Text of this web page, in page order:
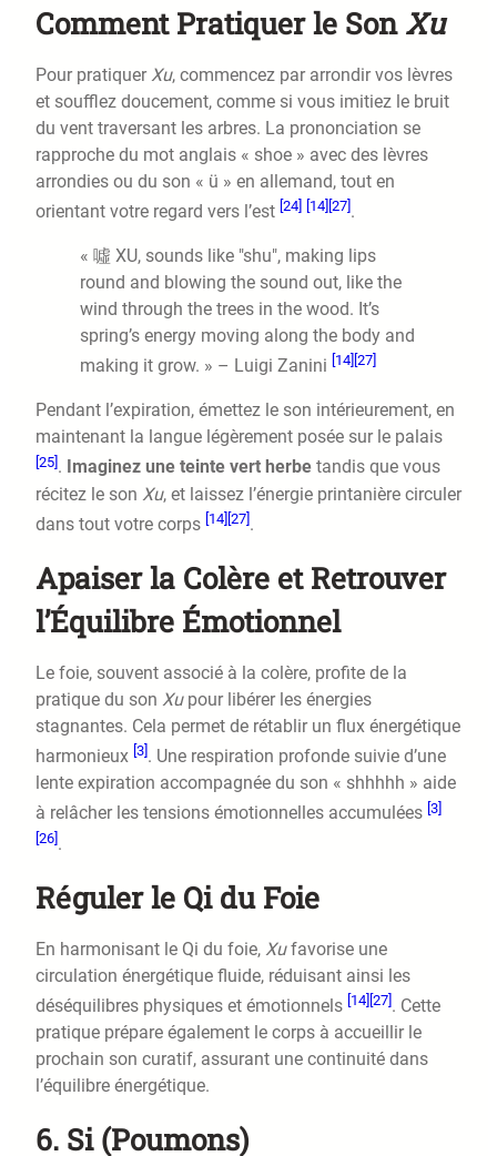
Comment Pratiquer le Son Xu
Pour pratiquer Xu, commencez par arrondir vos lèvres
et soufflez doucement, comme si vous imitiez le bruit
du vent traversant les arbres. La prononciation se
rapproche du mot anglais « shoe » avec des lèvres
arrondies ou du son « ü » en allemand, tout en
orientant votre regard vers l’est [24] [14] [27].
« 噓 XU, sounds like "shu", making lips
round and blowing the sound out, like the
wind through the trees in the wood. It’s
spring’s energy moving along the body and
making it grow. » – Luigi Zanini [14] [27]
Pendant l’expiration, émettez le son intérieurement, en
maintenant la langue légèrement posée sur le palais
[25]. Imaginez une teinte vert herbe tandis que vous
récitez le son Xu, et laissez l’énergie printanière circuler
dans tout votre corps [14] [27].
Apaiser la Colère et Retrouver
l’Équilibre Émotionnel
Le foie, souvent associé à la colère, profite de la
pratique du son Xupour libérer les énergies
stagnantes. Cela permet de rétablir un flux énergétique
harmonieux [3] . Une respiration profonde suivie d’une
lente expiration accompagnée du son « shhhhh » aide
à relâcher les tensions émotionnelles accumulées [3]
[26].
Réguler le Qi du Foie
En harmonisant le Qi du foie, Xufavorise une
circulation énergétique fluide, réduisant ainsi les
déséquilibres physiques et émotionnels [14] [27] . Cette
pratique prépare également le corps à accueillir le
prochain son curatif, assurant une continuité dans
l’équilibre énergétique.
6. Si (Poumons)